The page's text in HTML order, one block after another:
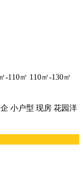
-110㎡ 110㎡-130㎡
小户型 现房 花园洋